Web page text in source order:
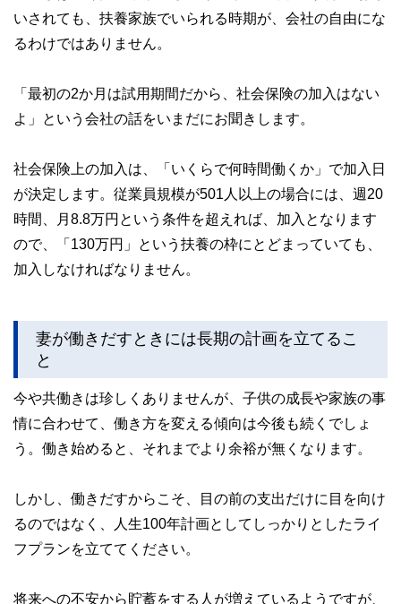
いされても、扶養家族でいられる時期が、会社の自由にな
るわけではありません。
「最初の2か月は試用期間だから、社会保険の加入はない
よ」という会社の話をいまだにお聞きします。
社会保険上の加入は、「いくらで何時間働くか」で加入日
が決定します。従業員規模が501人以上の場合には、週20
時間、月8.8万円という条件を超えれば、加入となります
ので、「130万円」という扶養の枠にとどまっていても、
加入しなければなりません。
妻が働きだすときには長期の計画を立てるこ
と
今や共働きは珍しくありませんが、子供の成長や家族の事
情に合わせて、働き方を変える傾向は今後も続くでしょ
う。働き始めると、それまでより余裕が無くなります。
しかし、働きだすからこそ、目の前の支出だけに目を向け
るのではなく、人生100年計画としてしっかりとしたライ
フプランを立ててください。
将来への不安から貯蓄をする人が増えているようですが、